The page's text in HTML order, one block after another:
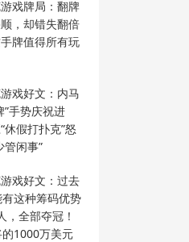
戏牌局：翻牌
，却错失翻倍
牌值得所有玩
戏好文：内马
”手势庆祝进
休假打扑克”怒
管闲事”
戏好文：过去
这种筹码优势
，全部夺冠！
1000万美元